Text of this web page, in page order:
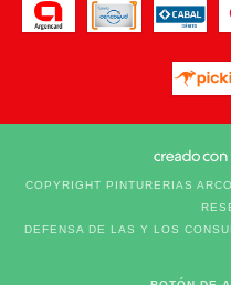
COPYRIGHT PINTURERIAS
DEFENSA DE LAS Y LOS